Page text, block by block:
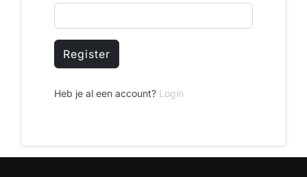
Register
Heb je al een account? Login